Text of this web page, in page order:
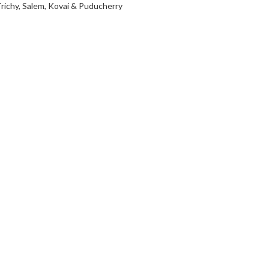
Salem, Kovai & Puducherry